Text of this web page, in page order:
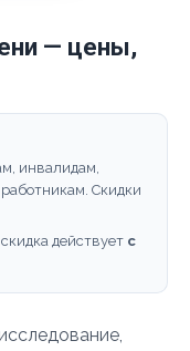
— цены,
инвалидам,
Скидки
действует с